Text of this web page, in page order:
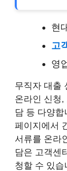
현
고
영
무직자 대출
온라인 신청
담 등 다양
페이지에서
서류를 온라
담은 고객센
청할 수 있습